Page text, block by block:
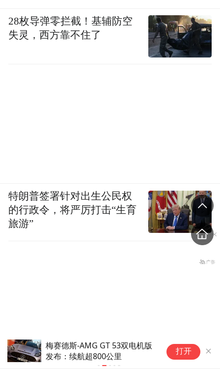
梅赛德斯-AMG GT 53双电机版
发布：续航超800公里
打开
28枚导弹零拦截！基辅防空
失灵，西方靠不住了
特朗普签署针对出生公民权
的行政令，将严厉打击“生育
旅游”